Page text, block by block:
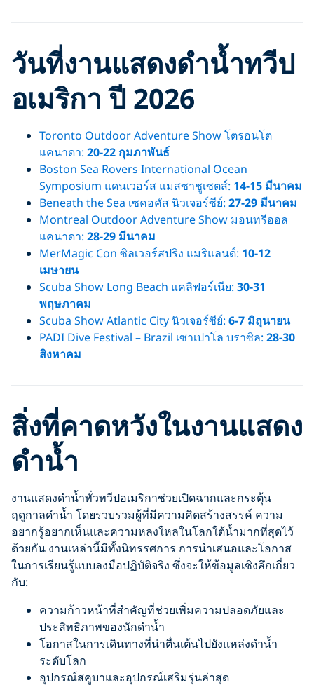
วันที่งานแสดงดำน้ำทวีป
อเมริกา ปี 2026
Toronto Outdoor Adventure Show โตรอนโต
แคนาดา: 20-22 กุมภาพันธ์
Boston Sea Rovers International Ocean
Symposium แดนเวอร์ส แมสซาชูเซตส์: 14-15 มีนาคม
Beneath the Sea เซคอคัส นิวเจอร์ซีย์: 27-29 มีนาคม
Montreal Outdoor Adventure Show มอนทรีออล
แคนาดา: 28-29 มีนาคม
MerMagic Con ซิลเวอร์สปริง แมริแลนด์: 10-12
เมษายน
Scuba Show Long Beach แคลิฟอร์เนีย: 30-31
พฤษภาคม
Scuba Show Atlantic City นิวเจอร์ซีย์: 6-7 มิถุนายน
PADI Dive Festival – Brazil เซาเปาโล บราซิล: 28-30
สิงหาคม
สิ่งที่คาดหวังในงานแสดง
ดำน้ำ
งานแสดงดำน้ำทั่วทวีปอเมริกาช่วยเปิดฉากและกระตุ้น
ฤดูกาลดำน้ำ โดยรวบรวมผู้ที่มีความคิดสร้างสรรค์ ความ
อยากรู้อยากเห็นและความหลงใหลในโลกใต้น้ำมากที่สุดไว้
ด้วยกัน งานเหล่านี้มีทั้งนิทรรศการ การนำเสนอและโอกาส
ในการเรียนรู้แบบลงมือปฏิบัติจริง ซึ่งจะให้ข้อมูลเชิงลึกเกี่ยว
กับ:
ความก้าวหน้าที่สำคัญที่ช่วยเพิ่มความปลอดภัยและ
ประสิทธิภาพของนักดำน้ำ
โอกาสในการเดินทางที่น่าตื่นเต้นไปยังแหล่งดำน้ำ
ระดับโลก
อุปกรณ์สคูบาและอุปกรณ์เสริมรุ่นล่าสุด